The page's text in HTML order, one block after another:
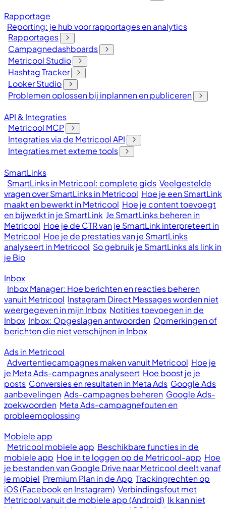
Rapportage
Reporting: je hub voor rapportages en analytics
Rapportages
Campagnedashboards
Metricool Studio
Hashtag Tracker
Looker Studio
Problemen oplossen bij inplannen en publiceren
API & Integraties
Metricool MCP
Integraties via de Metricool API
Integraties met externe tools
SmartLinks
SmartLinks in Metricool: complete gids Veelgestelde
vragen over SmartLinks in Metricool Hoe je een SmartLink
maakt en bewerkt in Metricool Hoe je content toevoegt
en bijwerkt in je SmartLink Je SmartLinks beheren in
Metricool Hoe je de CTR van je SmartLink interpreteert in
Metricool Hoe je de prestaties van je SmartLinks
analyseert in Metricool So gebruik je SmartLinks als link in
je Bio
Inbox
Inbox Manager: Hoe berichten en reacties beheren
vanuit Metricool Instagram Direct Messages worden niet
weergegeven in mijn Inbox Notities toevoegen in de
Inbox Inbox: Opgeslagen antwoorden Opmerkingen of
berichten die niet verschijnen in Inbox
Ads in Metricool
Advertentiecampagnes maken vanuit Metricool Hoe je
je Meta Ads-campagnes analyseert Hoe boost je je
posts Conversies en resultaten in Meta Ads Google Ads
aanbevelingen Ads-campagnes beheren Google Ads-
zoekwoorden Meta Ads-campagnefouten en
probleemoplossing
Mobiele app
Metricool mobiele app Beschikbare functies in de
mobiele app Hoe in te loggen op de Metricool-app Hoe
je bestanden van Google Drive naar Metricool deelt vanaf
je mobiel Premium Plan in de App Trackingrechten op
iOS (Facebook en Instagram) Verbindingsfout met
Metricool vanuit de mobiele app (Android) Ik kan niet